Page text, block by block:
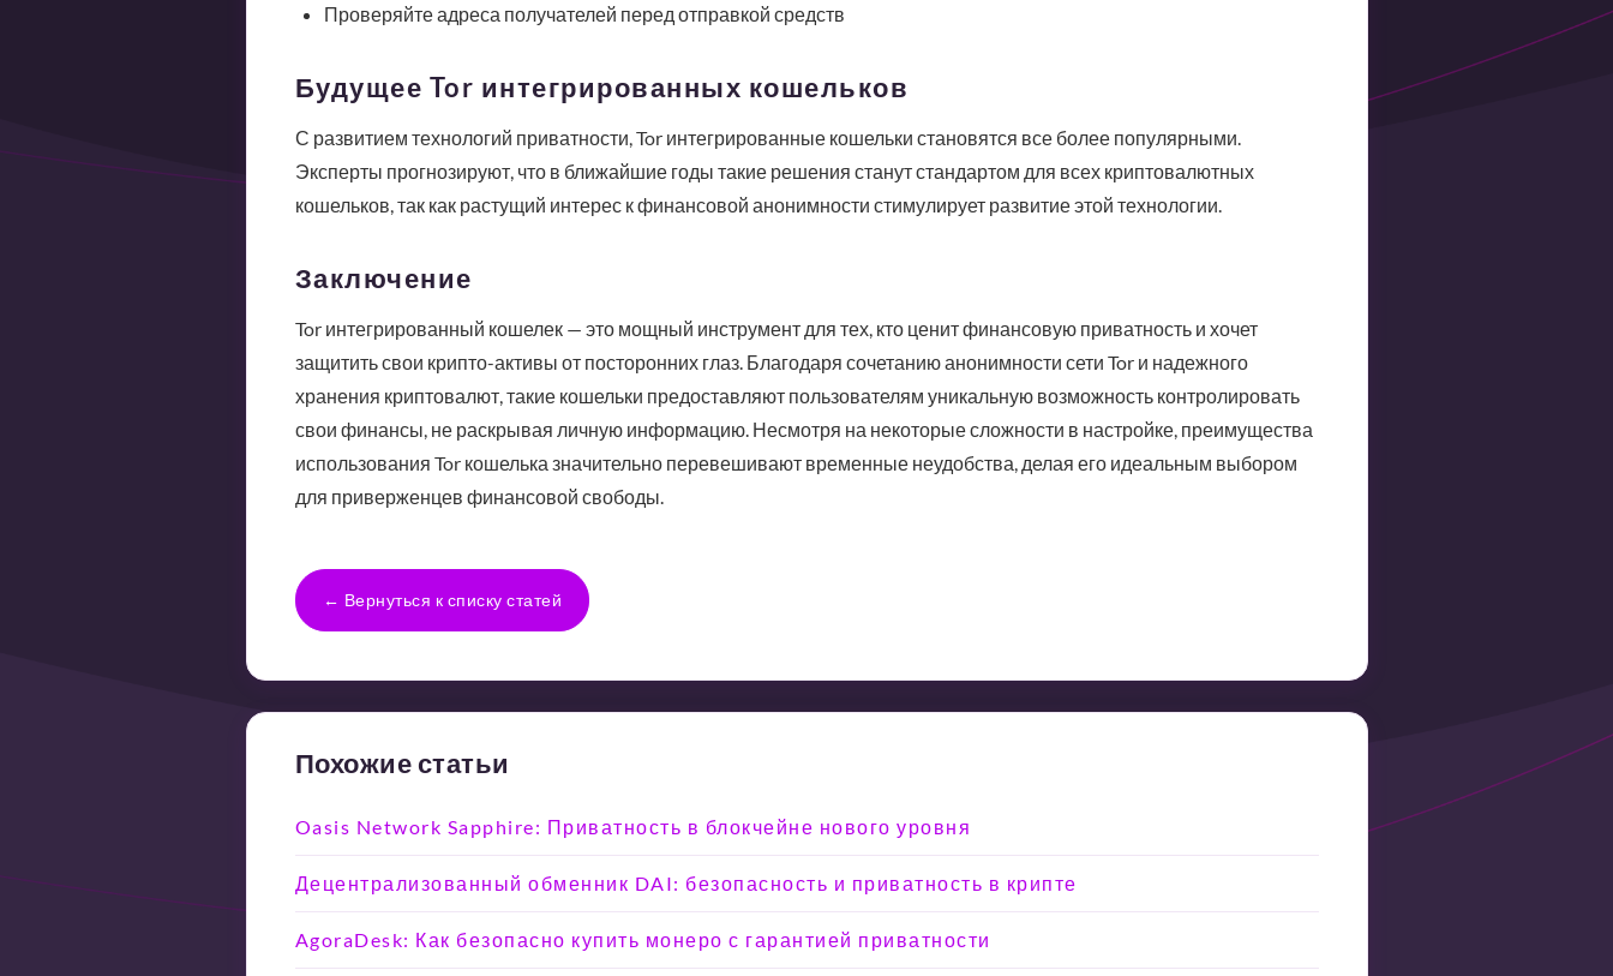
Проверяйте адреса получателей перед отправкой средств
Будущее Tor интегрированных кошельков
С развитием технологий приватности, Tor интегрированные кошельки становятся все более популярными.
Эксперты прогнозируют, что в ближайшие годы такие решения станут стандартом для всех криптовалютных
кошельков, так как растущий интерес к финансовой анонимности стимулирует развитие этой технологии.
Заключение
Tor интегрированный кошелек — это мощный инструмент для тех, кто ценит финансовую приватность и хочет
защитить свои крипто-активы от посторонних глаз. Благодаря сочетанию анонимности сети Tor и надежного
хранения криптовалют, такие кошельки предоставляют пользователям уникальную возможность контролировать
свои финансы, не раскрывая личную информацию. Несмотря на некоторые сложности в настройке, преимущества
использования Tor кошелька значительно перевешивают временные неудобства, делая его идеальным выбором
для приверженцев финансовой свободы.
← Вернуться к списку статей
Похожие статьи
Oasis Network Sapphire: Приватность в блокчейне нового уровня
Децентрализованный обменник DAI: безопасность и приватность в крипте
AgoraDesk: Как безопасно купить монеро с гарантией приватности